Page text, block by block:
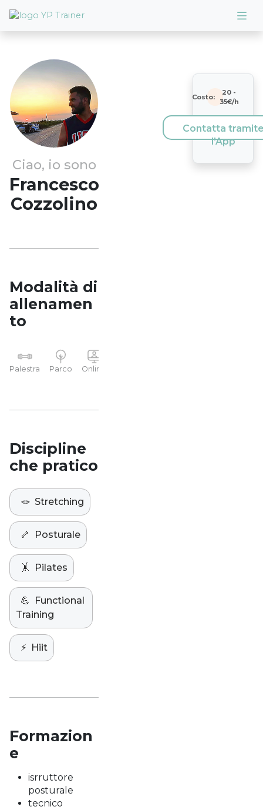
Ciao, io sono
Francesco
Cozzolino
Modalità di
allenamen
to
Palestra Parco Online
Discipline
che pratico
🪢 Stretching
🦴 Posturale
🤸 Pilates
💪
Functional
Training
⚡️ Hiit
Formazion
e
isrruttore
posturale
tecnico
Costo:
20 -
35€/h
Contatta
l'App